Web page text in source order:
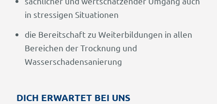
in stressigen Situationen
die Bereitschaft zu Weiterbildungen in allen
Bereichen der Trocknung und
Wasserschadensanierung
DICH ERWARTET BEI UNS